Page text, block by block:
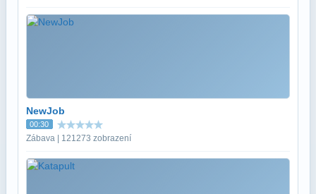
NewJob
00:30
Zábava | 121273 zobrazení